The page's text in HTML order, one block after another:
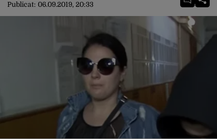
Publicat: 06.09.2019, 20:33